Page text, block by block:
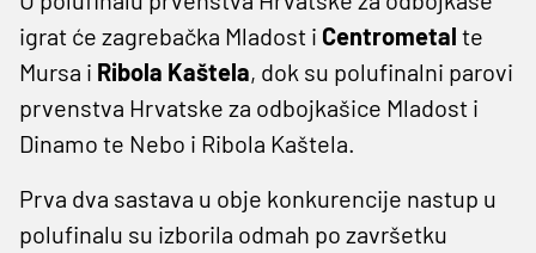
igrat će zagrebačka Mladost i Centrometal te
Mursa i Ribola Kaštela, dok su polufinalni parovi
prvenstva Hrvatske za odbojkašice Mladost i
Dinamo te Nebo i Ribola Kaštela.
Prva dva sastava u obje konkurencije nastup u
polufinalu su izborila odmah po završetku